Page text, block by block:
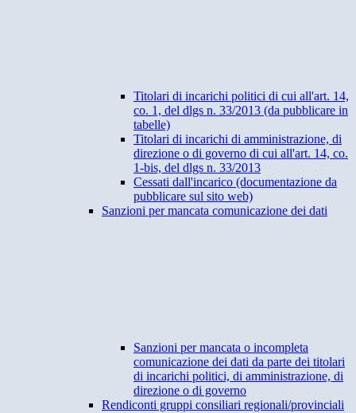
Titolari di incarichi politici di cui all'art. 14,
co. 1, del dlgs n. 33/2013 (da pubblicare in
tabelle)
Titolari di incarichi di amministrazione, di
direzione o di governo di cui all'art. 14, co.
1-bis, del dlgs n. 33/2013
Cessati dall'incarico (documentazione da
pubblicare sul sito web)
Sanzioni per mancata comunicazione dei dati
Sanzioni per mancata o incompleta
comunicazione dei dati da parte dei titolari
di incarichi politici, di amministrazione, di
direzione o di governo
Rendiconti gruppi consiliari regionali/provinciali